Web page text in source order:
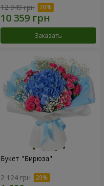
12 949 грн
Заказать
Букет "Бирюза"
2 124 грн